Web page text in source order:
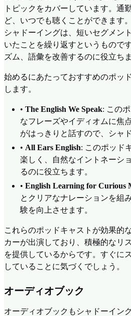
トピックをカバーしています。通
ど、いつでも聴くことができます
シャドーイングは、短いセグメン
いたことを繰り返すというもので
ズム、語彙を改善するのに役立ちま
始めるにあたっておすすめのポッ
します。
• The English We Speak: この
なフレーズやイディオムに焦
がはっきりと話すので、シャ
• All Ears English: このポッド
楽しく、自然なイントネーシ
るのに役立ちます。
• English Learning for Curious
とクリアなナレーションを組
験を向上させます。
これらのポッドキャストが効果的
カーが出演しており、積極的なリ
を提供しているからです。すぐに
していることに気づくでしょう。
オーディオブック
オーディオブックもシャドーイン